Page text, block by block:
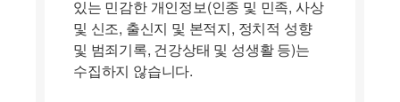
있는 민감한 개인정보(인종 및 민족, 사상
및 신조, 출신지 및 본적지, 정치적 성향
및 범죄기록, 건강상태 및 성생활 등)는
수집하지 않습니다.